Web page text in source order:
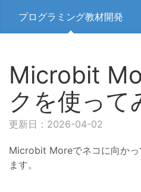
プログラミング教材開発
Microbit
クを使って
更新日：2026-04-02
Microbit Moreでネコに向か
ます。